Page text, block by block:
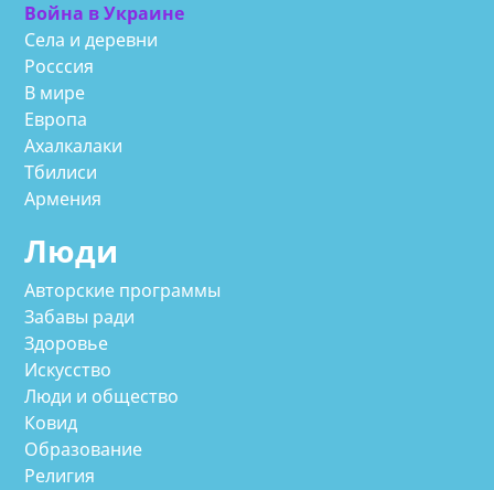
Война в Украине
Села и деревни
Росссия
В мире
Европа
Ахалкалаки
Тбилиси
Армения
Люди
Авторские программы
Забавы ради
Здоровье
Искусство
Люди и общество
Ковид
Образование
Религия